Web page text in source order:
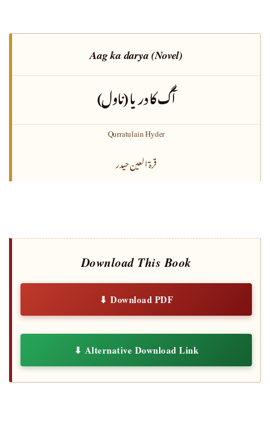
Aag ka darya (Novel)
آگ کا دريا (ناول)
Qurratulain Hyder
قرة العین حیدر
Download This Book
⬇ Download PDF
⬇ Alternative Download Link